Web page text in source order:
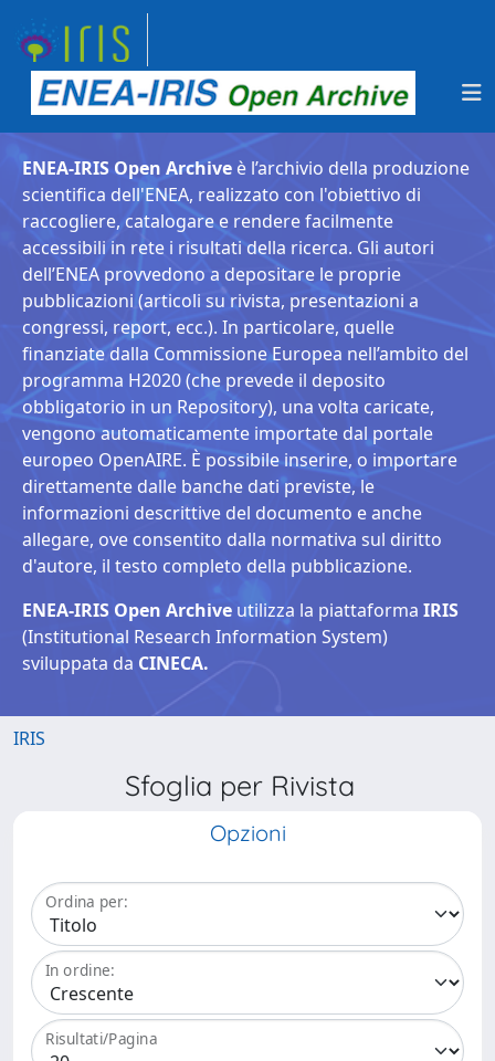
ENEA-IRIS Open Archive è l’archivio della produzione
scientifica dell'ENEA, realizzato con l'obiettivo di
raccogliere, catalogare e rendere facilmente
accessibili in rete i risultati della ricerca. Gli autori
dell’ENEA provvedono a depositare le proprie
pubblicazioni (articoli su rivista, presentazioni a
congressi, report, ecc.). In particolare, quelle
finanziate dalla Commissione Europea nell’ambito del
programma H2020 (che prevede il deposito
obbligatorio in un Repository), una volta caricate,
vengono automaticamente importate dal portale
europeo OpenAIRE. È possibile inserire, o importare
direttamente dalle banche dati previste, le
informazioni descrittive del documento e anche
allegare, ove consentito dalla normativa sul diritto
d'autore, il testo completo della pubblicazione.
ENEA-IRIS Open Archive utilizza la piattaforma IRIS
(Institutional Research Information System)
sviluppata da CINECA.
IRIS
Sfoglia per Rivista
Opzioni
Ordina per:
In ordine:
Risultati/Pagina